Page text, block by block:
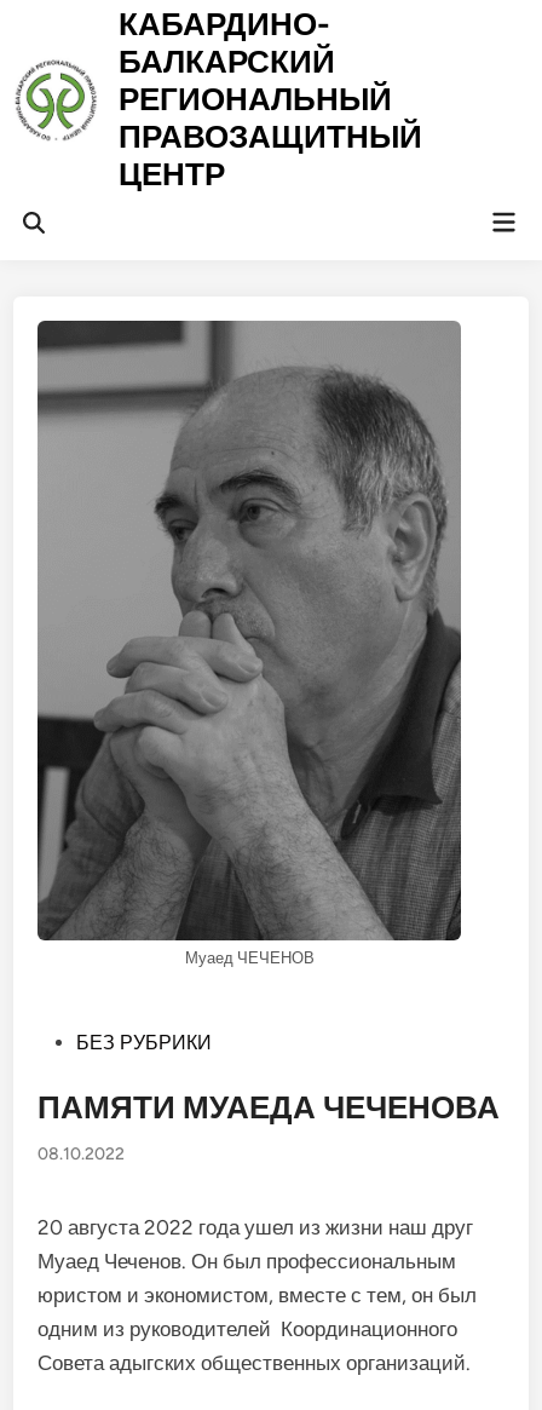
содержимому
КАБАРДИНО-
БАЛКАРСКИЙ
РЕГИОНАЛЬНЫЙ
ПРАВОЗАЩИТНЫЙ
ЦЕНТР
Открыть
Муаед ЧЕЧЕНОВ
Опубликовано
БЕЗ РУБРИКИ
ПАМЯТИ МУАЕДА ЧЕЧЕНОВА
08.10.2022
20 августа 2022 года ушел из жизни наш друг
Муаед Чеченов. Он был профессиональным
юристом и экономистом, вместе с тем, он был
одним из руководителей Координационного
Совета адыгских общественных организаций.